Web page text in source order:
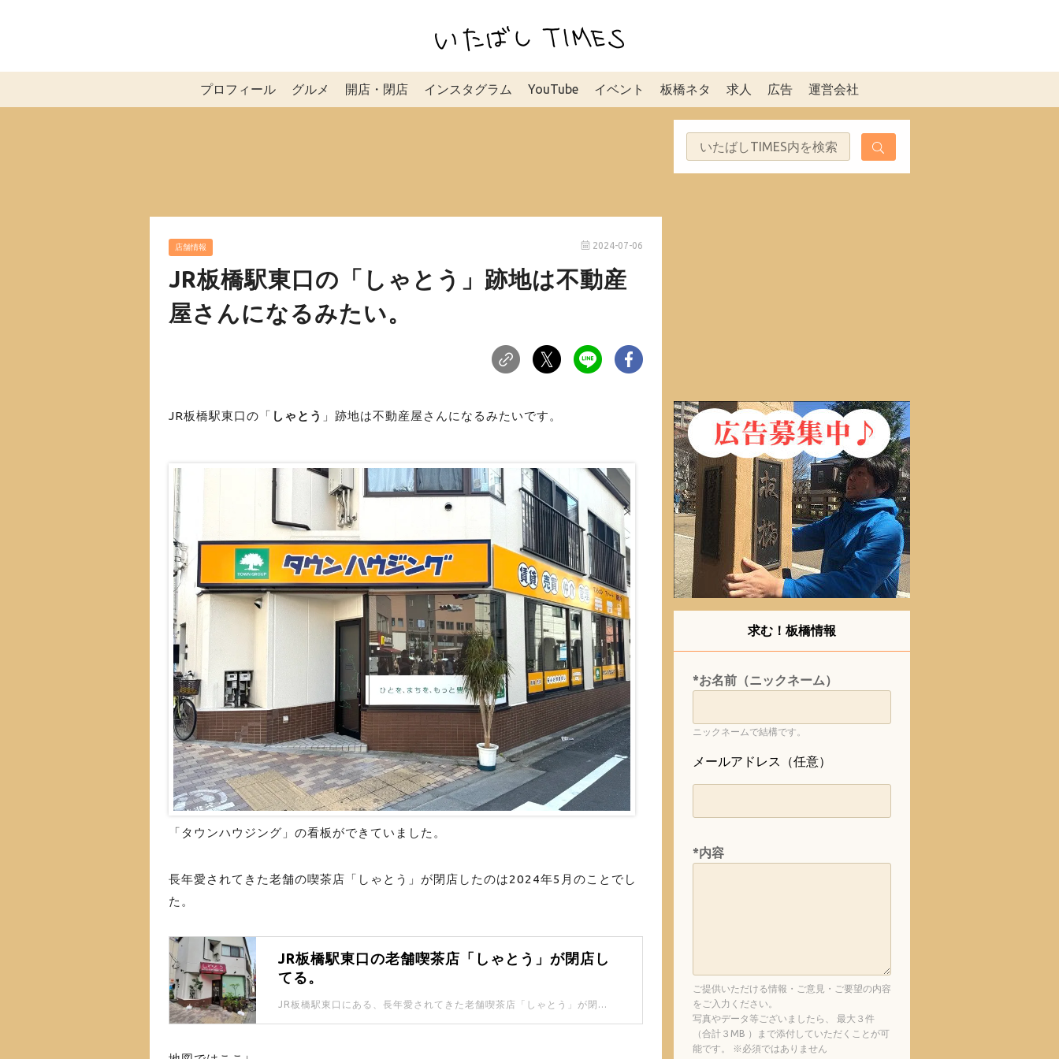
プロフィール グルメ 開店・閉店 インスタグラム YouTube イベント 板橋ネタ 求人 広告 運営会社
店舗情報 2024-07-06
JR板橋駅東口の「しゃとう」跡地は不動産
屋さんになるみたい。
JR板橋駅東口の「 しゃとう 」跡地は不動産屋さんになるみたいです。
「タウンハウジング」の看板ができていました。
長年愛されてきた老舗の喫茶店「しゃとう」が閉店したのは2024年5月のことでし
た。
JR板橋駅東口の老舗喫茶店「しゃとう」が閉店し
てる。
JR板橋駅東口にある、長年愛されてきた老舗喫茶店「しゃとう」が閉店していました。 47年間も営業されていたんですね。
求む！板橋情報
*お名前（ニックネーム）
ニックネームで結構です。
メールアドレス（任意）
*内容
ご提供いただける情報・ご意見・ご要望の内容
をご入力ください。
写真やデータ等ございましたら、 最大３件
（合計３MB ）まで添付していただくことが可
能です。 ※必須ではありません